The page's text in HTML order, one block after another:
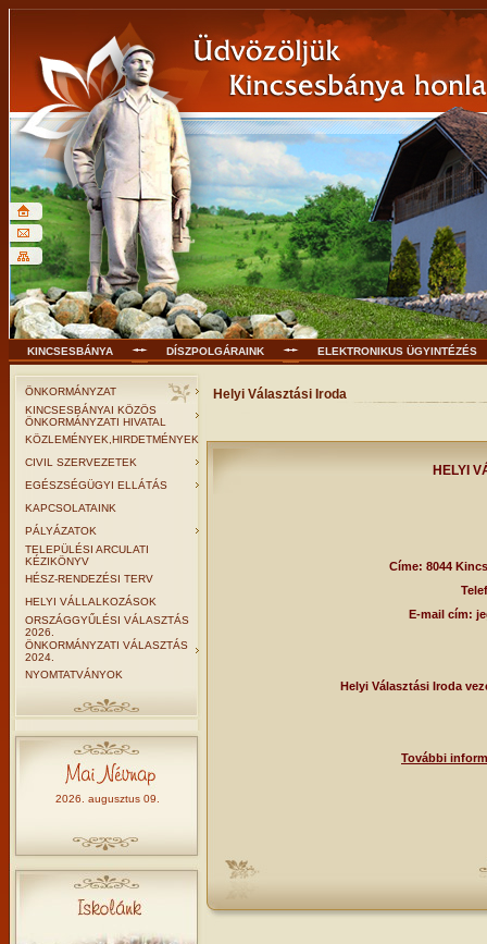
KINCSESBÁNYA DÍSZPOLGÁRAINK ELEKTRONIKUS ÜGYINTÉZÉS
ÖNKORMÁNYZAT
KINCSESBÁNYAI KÖZÖS
ÖNKORMÁNYZATI HIVATAL
KÖZLEMÉNYEK,HIRDETMÉNYEK
CIVIL SZERVEZETEK
EGÉSZSÉGÜGYI ELLÁTÁS
KAPCSOLATAINK
PÁLYÁZATOK
TELEPÜLÉSI ARCULATI
KÉZIKÖNYV
HÉSZ-RENDEZÉSI TERV
HELYI VÁLLALKOZÁSOK
ORSZÁGGYŰLÉSI VÁLASZTÁS
2026.
ÖNKORMÁNYZATI VÁLASZTÁS
2024.
NYOMTATVÁNYOK
2026. augusztus 09.
Helyi Választási Iroda
HELYI
Címe: 8044
E-mail cím:
Helyi Választási Iroda
További